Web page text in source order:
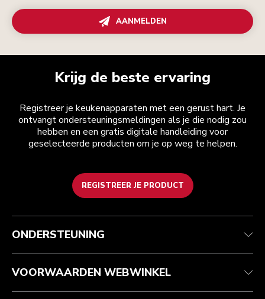
AANMELDEN
Krijg de beste ervaring
Registreer je keukenapparaten met een gerust hart. Je
ontvangt ondersteuningsmeldingen als je die nodig zou
hebben en een gratis digitale handleiding voor
geselecteerde producten om je op weg te helpen.
REGISTREER JE PRODUCT
Health check
Je bestelling volgen
Garantie en documenten
Veelgestelde vragen
Algemene voorwaarden
Retournering en terugbetaling
Imprint
ODR
Het merk
Zoek een winkel
ONDERSTEUNING
VOORWAARDEN WEBWINKEL